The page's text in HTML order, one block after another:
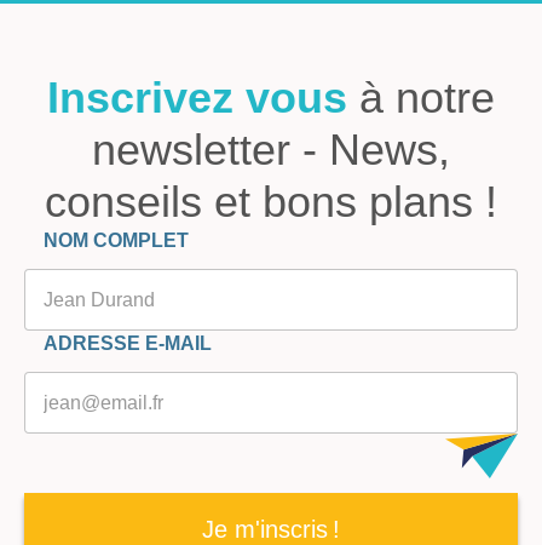
Inscrivez vous à notre
newsletter - News,
conseils et bons plans !
Veuillez laisser ce champ vide.
NOM COMPLET
ADRESSE E-MAIL
Je m'inscris !